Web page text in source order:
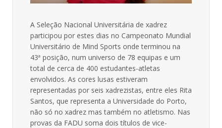
A Seleção Nacional Universitária de xadrez
participou por estes dias no Campeonato Mundial
Universitário de Mind Sports onde terminou na
43ª posição, num universo de 78 equipas e um
total de cerca de 400 estudantes-atletas
envolvidos. As cores lusas estiveram
representadas por seis xadrezistas, entre eles Rita
Santos, que representa a Universidade do Porto,
não só no xadrez mas também no atletismo. Nas
provas da FADU soma dois títulos de vice-